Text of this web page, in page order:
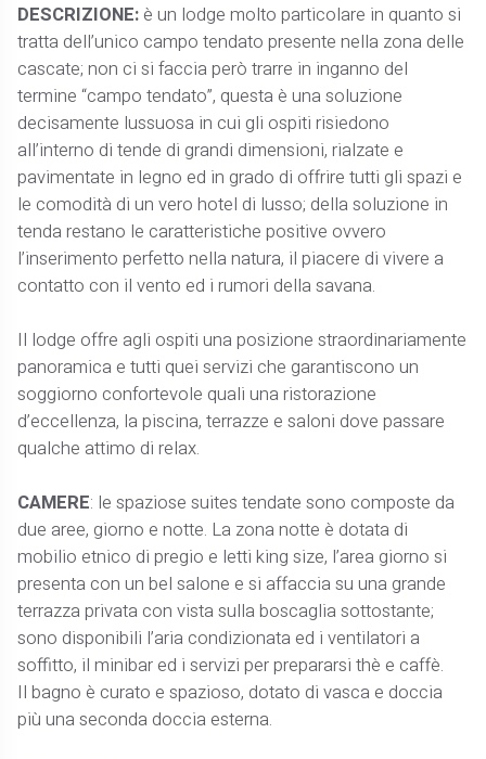
DESCRIZIONE:è un lodge molto particolare in quanto si
tratta dell’unico campo tendato presente nella zona delle
cascate; non ci si faccia però trarre in inganno del
termine “campo tendato”, questa è una soluzione
decisamente lussuosa in cui gli ospiti risiedono
all’interno di tende di grandi dimensioni, rialzate e
pavimentate in legno ed in grado di offrire tutti gli spazi e
le comodità di un vero hotel di lusso; della soluzione in
tenda restano le caratteristiche positive ovvero
l’inserimento perfetto nella natura, il piacere di vivere a
contatto con il vento ed i rumori della savana.
Il lodge offre agli ospiti una posizione straordinariamente
panoramica e tutti quei servizi che garantiscono un
soggiorno confortevole quali una ristorazione
d’eccellenza, la piscina, terrazze e saloni dove passare
qualche attimo di relax.
CAMERE: le spaziose suites tendate sono composte da
due aree, giorno e notte. La zona notte è dotata di
mobilio etnico di pregio e letti king size, l’area giorno si
presenta con un bel salone e si affaccia su una grande
terrazza privata con vista sulla boscaglia sottostante;
sono disponibili l’aria condizionata ed i ventilatori a
soffitto, il minibar ed i servizi per prepararsi thè e caffè.
Il bagno è curato e spazioso, dotato di vasca e doccia
più una seconda doccia esterna.